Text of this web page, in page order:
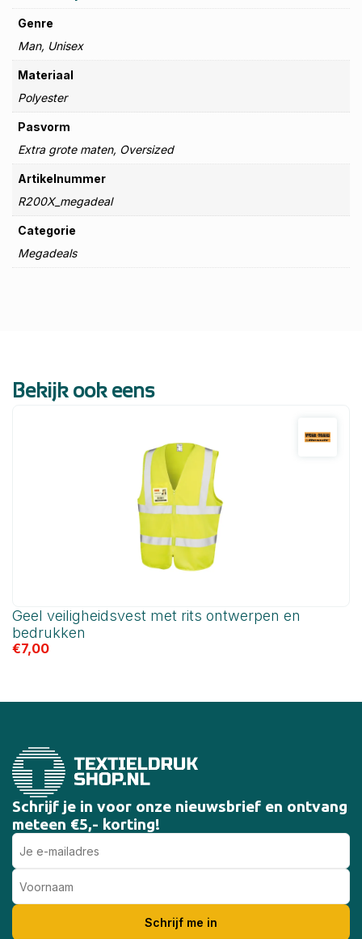
Genre
Man, Unisex
Materiaal
Polyester
Pasvorm
Extra grote maten, Oversized
Artikelnummer
R200X_megadeal
Categorie
Megadeals
Bekijk ook eens
Geel veiligheidsvest met rits ontwerpen en
bedrukken
€7,00
Schrijf je in voor onze nieuwsbrief en ontvang
meteen €5,- korting!